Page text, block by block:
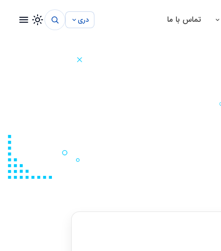
تماس با ما دری